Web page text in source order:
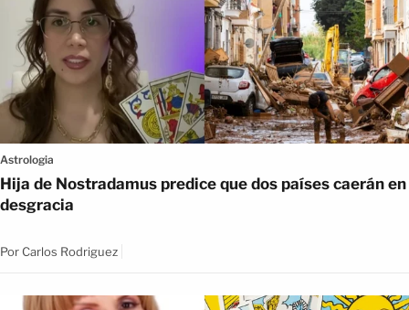
Astrologia
Hija de Nostradamus predice que dos países caerán en
desgracia
Por Carlos Rodriguez